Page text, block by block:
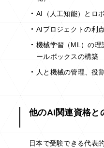
AI（人工知能）とロ
AIプロジェクトの利
機械学習（ML）の
ールボックスの構築
人と機械の管理、役
他のAI関連資格と
日本で受験できる代表